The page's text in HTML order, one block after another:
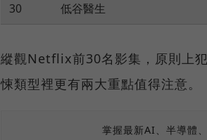
30
低谷醫生
縱觀Netflix前30名影集，原則上
悚類型裡更有兩大重點值得注意。
掌握最新AI、半導體